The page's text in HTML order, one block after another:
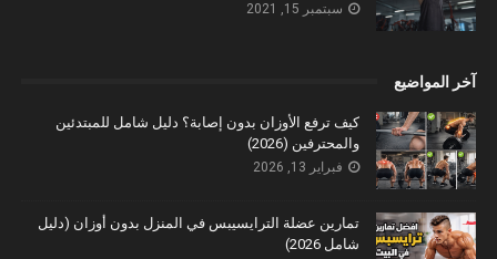
سبتمبر 15, 2021
آخر المواضيع
كيف ترفع الأوزان بدون إصابة؟ دليل شامل للمبتدئين
والمحترفين (2026)
فبراير 13, 2026
تمارين عضلة الترايسيبس في المنزل بدون أوزان (دليل
شامل 2026)